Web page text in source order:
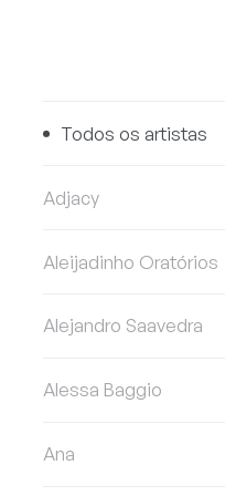
Todos os artistas
Adjacy
Aleijadinho Oratórios
Alejandro Saavedra
Alessa Baggio
Ana